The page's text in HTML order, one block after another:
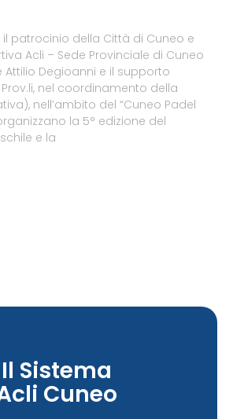
patrocinio della Città di Cuneo e
Acli – Sede Provinciale di Cuneo
Attilio Degioanni e il supporto
nel coordinamento della
nell’ambito del “Cuneo Padel
la 5° edizione del
e la
Il Sistema
Cuneo